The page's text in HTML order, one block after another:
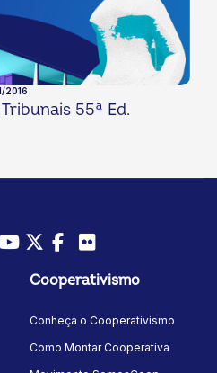
2016
55ª Ed.
YoutubeTwitter/X
Facebook
Cooperativismo
Conheça o Cooperativismo
Como Montar Cooperativa